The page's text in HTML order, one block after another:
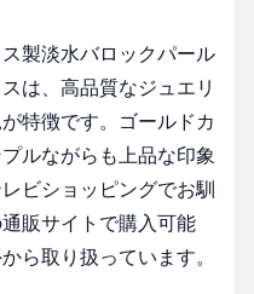
製淡水バロックパール
は、高品質なジュエリ
特徴です。ゴールドカ
ルながらも上品な印象
ビショッピングでお馴
販サイトで購入可能
ら取り扱っています。